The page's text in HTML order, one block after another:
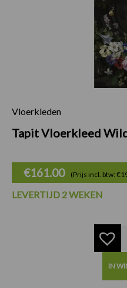
Vloerkleden
Tapit Vloerkleed
€161.00 (Prijs incl. btw:
LEVERTIJD 2 WEKEN
IN